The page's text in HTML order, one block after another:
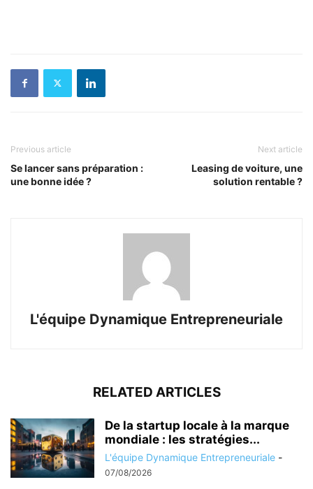
Previous article
Se lancer sans préparation :
une bonne idée ?
Next article
Leasing de voiture, une
solution rentable ?
L'équipe Dynamique Entrepreneuriale
RELATED ARTICLES
De la startup locale à la marque
mondiale : les stratégies...
L'équipe Dynamique Entrepreneuriale -
07/08/2026